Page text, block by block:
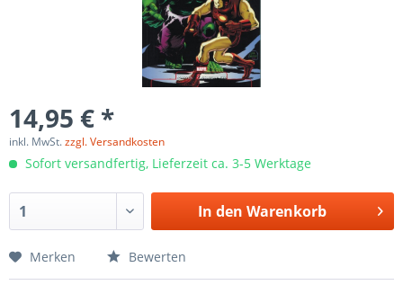
14,95 € *
inkl. MwSt.zzgl. Versandkosten
Sofort versandfertig, Lieferzeit ca. 3-5 Werktage
In den Warenkorb
Merken Bewerten